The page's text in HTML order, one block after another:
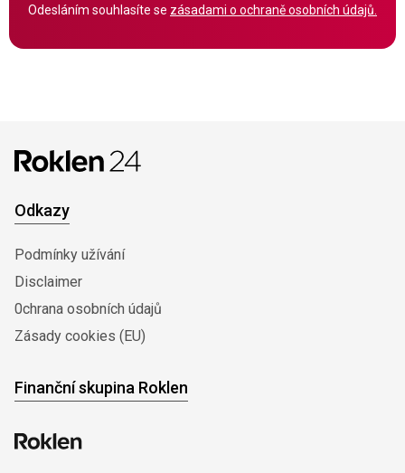
Odesláním souhlasíte se zásadami o ochraně osobních údajů.
Odkazy
Podmínky užívání
Disclaimer
0chrana osobních údajů
Zásady cookies (EU)
Finanční skupina Roklen